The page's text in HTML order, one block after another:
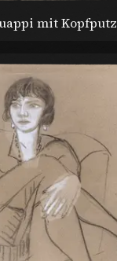
mit Kopfputz